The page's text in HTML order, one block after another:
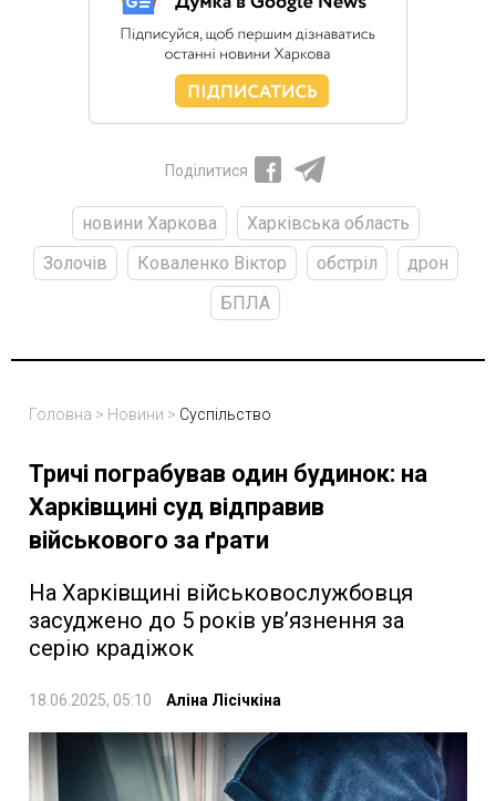
Поділитися
новини Харкова
Харківська область
Золочів
Коваленко Віктор обстріл
дрон
БПЛА
Головна > Новини > Суспільство
Тричі пограбував один будинок: на
Харківщині суд відправив
військового за ґрати
На Харківщині військовослужбовця
засуджено до 5 років ув’язнення за
серію крадіжок
18.06.2025, 05:10 Аліна Лісічкіна